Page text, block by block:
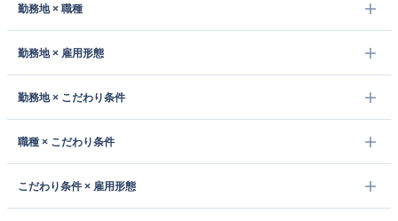
勤務地 × 職種
勤務地 × 雇用形態
勤務地 × こだわり条件
職種 × こだわり条件
こだわり条件 × 雇用形態